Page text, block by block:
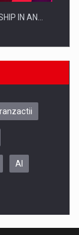
IN AN…
AI